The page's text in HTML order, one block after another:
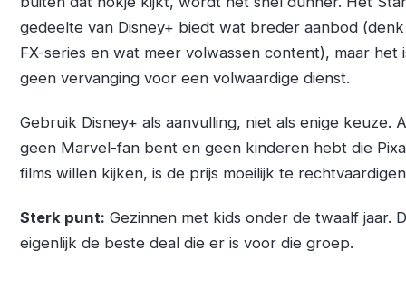
gedeelte van Disney+ biedt wat breder aanbod (denk
FX-series en wat meer volwassen content), maar het
geen vervanging voor een volwaardige dienst.
Gebruik Disney+ als aanvulling, niet als enige keuze.
geen Marvel-fan bent en geen kinderen hebt die
films willen kijken, is de prijs moeilijk te
Sterk punt: Gezinnen met kids onder de twaalf jaar.
eigenlijk de beste deal die er is voor die groep.